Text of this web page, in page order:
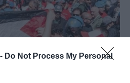
Do Not Process My Personal